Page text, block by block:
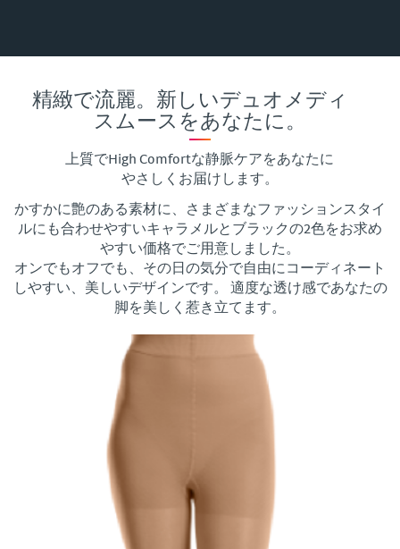
精緻で流麗。新しいデュオメディ
スムースをあなたに。
上質でHigh Comfortな静脈ケアをあなたに
やさしくお届けします。
かすかに艶のある素材に、さまざまなファッションスタイ
ルにも合わせやすいキャラメルとブラックの2色をお求め
やすい価格でご用意しました。
オンでもオフでも、その日の気分で自由にコーディネート
しやすい、美しいデザインです。 適度な透け感であなたの
脚を美しく惹き立てます。
Caramel